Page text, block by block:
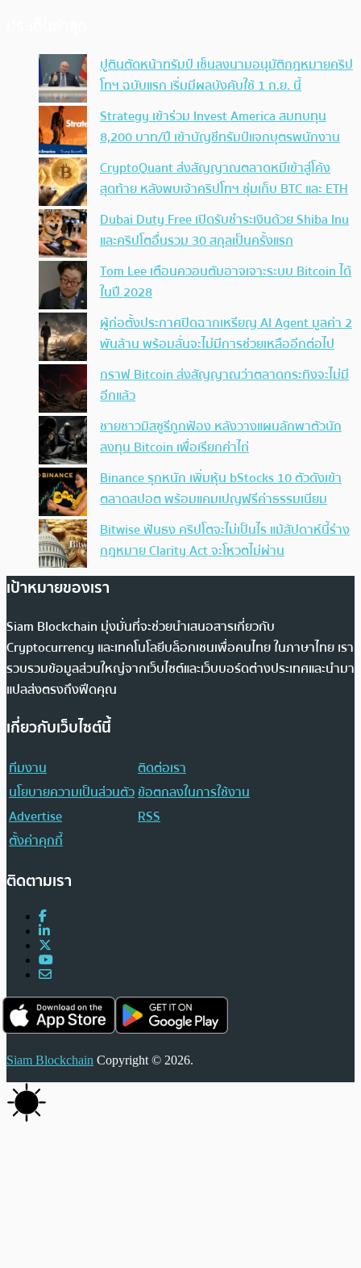
ปูตินตัดหน้าทรัมป์ เซ็นลงนามอนุมัติกฎหมายคริป
โทฯ ฉบับแรก เริ่มมีผลบังคับใช้ 1 ก.ย. นี้
Strategy เข้าร่วม Invest America สมทบทุน
8,200 บาท/ปี เข้าบัญชีทรัมป์แจกบุตรพนักงาน
CryptoQuant ส่งสัญญาณตลาดหมีเข้าสู่โค้ง
สุดท้าย หลังพบเจ้าคริปโทฯ ซุ่มเก็บ BTC และ ETH
Dubai Duty Free เปิดรับชำระเงินด้วย Shiba Inu
และคริปโตอื่นรวม 30 สกุลเป็นครั้งแรก
Tom Lee เตือนควอนตัมอาจเจาะระบบ Bitcoin ได้
ในปี 2028
ผู้ก่อตั้งประกาศปิดฉากเหรียญ AI Agent มูลค่า 2
พันล้าน พร้อมลั่นจะไม่มีการช่วยเหลืออีกต่อไป
กราฟ Bitcoin ส่งสัญญาณว่าตลาดกระทิงจะไม่มี
อีกแล้ว
ชายชาวมิสซูรีถูกฟ้อง หลังวางแผนลักพาตัวนัก
ลงทุน Bitcoin เพื่อเรียกค่าไถ่
Binance รุกหนัก เพิ่มหุ้น bStocks 10 ตัวดังเข้า
ตลาดสปอต พร้อมแคมเปญฟรีค่าธรรมเนียม
Bitwise ฟันธง คริปโตจะไม่เป็นไร แม้สัปดาห์นี้ร่าง
กฎหมาย Clarity Act จะโหวตไม่ผ่าน
เป้าหมายของเรา
Siam Blockchain มุ่งมั่นที่จะช่วยนำเสนอสารเกี่ยวกับ
Cryptocurrency และเทคโนโลยีบล็อกเชนเพื่อคนไทย ในภาษาไทย เรา
รวบรวมข้อมูลส่วนใหญ่จากเว็บไซต์และเว็บบอร์ดต่างประเทศและนำมา
แปลส่งตรงถึงฟีดคุณ
เกี่ยวกับเว็บไซต์นี้
ทีมงาน
ติดต่อเรา
นโยบายความเป็นส่วนตัวข้อตกลงในการใช้งาน
Advertise
RSS
ตั้งค่าคุกกี้
ติดตามเรา
Siam Blockchain Copyright © 2026.